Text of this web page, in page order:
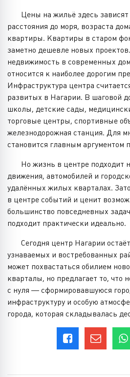
Цены на жильё здесь зависят
расстояния до моря, возраста
квартиры. Квартиры в старом
заметно дешевле новых
недвижимость в современных
относится к наиболее дорогим
Инфраструктура центра
развитых в Нагарии. В шаговой
школы, детские сады,
торговые центры, спортивные
железнодорожная станция. Для
становится главным аргументом
Но жизнь в центре подходит
движения, автомобилей и
удалённых жилых кварталах.
в центре событий и ценит
большинство повседневных
подходит практически идеально.
Сегодня центр Нагарии
узнаваемых и востребованных
может похвастаться обилием
кварталы, но предлагает то, что
с нуля — сформировавшуюся
инфраструктуру и особую
города, которая складывалась